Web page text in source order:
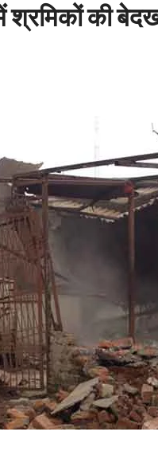
श्रमिकों की